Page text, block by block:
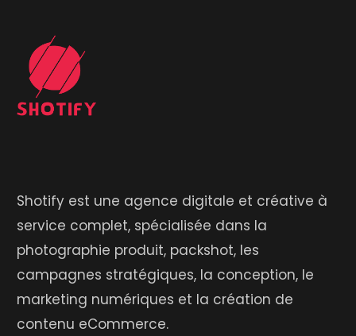
Shotify est une agence digitale et créative à
service complet, spécialisée dans la
photographie produit, packshot, les
campagnes stratégiques, la conception, le
marketing numériques et la création de
contenu eCommerce.